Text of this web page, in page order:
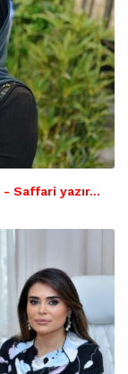
- Saffari yazır…